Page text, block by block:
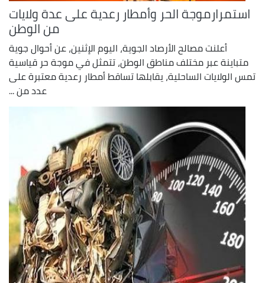
استمرارموجة الحر وأمطار رعدية على عدة ولايات
من الوطن
أعلنت مصالح الأرصاد الجوية، اليوم الإثنين، عن أحوال جوية
متباينة عبر مختلف مناطق الوطن، تتمثل في موجة حر قياسية
تمس الولايات الساحلية، يقابلها تساقط أمطار رعدية معتبرة على
عدد من ...